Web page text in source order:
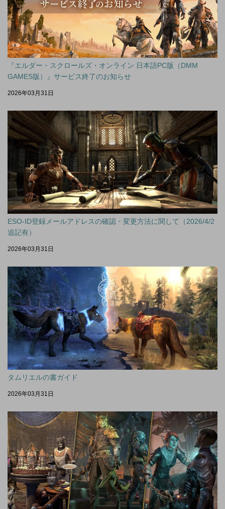
『エルダー・スクロールズ・オンライン 日本語PC版（DMM
GAMES版）』サービス終了のお知らせ
2026年03月31日
ESO-ID登録メールアドレスの確認・変更方法に関して（2026/4/2
追記有）
2026年03月31日
タムリエルの書ガイド
2026年03月31日